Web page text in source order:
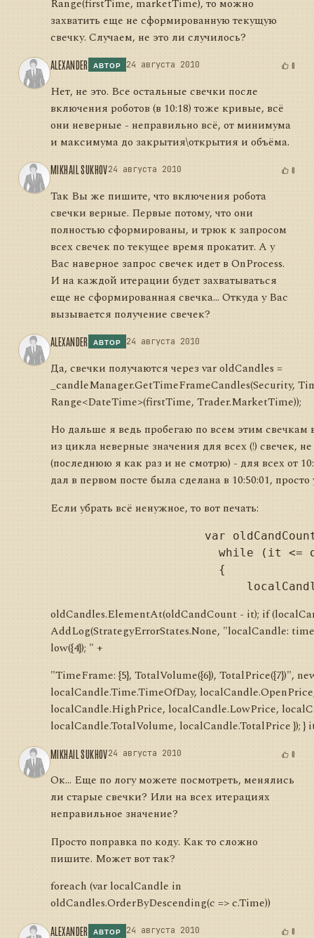
Range(firstTime, marketTime), то можно
захватить еще не сформированную текущую
свечку. Случаем, не это ли случилось?
ALEXANDER АВТОР 24 августа 2010 0
Нет, не это. Все остальные свечки после
включения роботов (в 10:18) тоже кривые, всё
они неверные - неправильно всё, от минимума
и максимума до закрытия\открытия и объёма.
MIKHAIL SUKHOV24 августа 2010 0
Так Вы же пишите, что включения робота
свечки верные. Первые потому, что они
полностью сформированы, и трюк к запросом
всех свечек по текущее время прокатит. А у
Вас наверное запрос свечек идет в OnProcess.
И на каждой итерации будет захватываться
еще не сформированная свечка... Откуда у Вас
вызывается получение свечек?
ALEXANDER АВТОР 24 августа 2010
Да, свечки получаются через var oldCandles =
_candleManager.GetTimeFrameCandles(Security,
Range<DateTime>(firstTime, Trader.MarketTime));
Но дальше я ведь пробегаю по всем этим свечкам
из цикла неверные значения для всех (!) свечек,
(последнюю я как раз и не смотрю) - для всех от
дал в первом посте была сделана в 10:50:01,
Если убрать всё ненужное, то вот печать:
var
while (it <=
                        {
oldCandles.ElementAt(oldCandCount - it); if
AddLog(StrategyErrorStates.None, "localCandle:
low({4}); " +
"TimeFrame: {5}, TotalVolume({6}), TotalPrice({7})",
localCandle.Time.TimeOfDay,
localCandle.HighPrice, localCandle.LowPrice,
localCandle.TotalVolume, localCandle.TotalPrice }); }
MIKHAIL SUKHOV24 августа 2010 0
Ок... Еще по логу можете посмотреть, менялись
ли старые свечки? Или на всех итерациях
неправильное значение?
Просто поправка по коду. Как то сложно
пишите. Может вот так?
foreach (var localCandle in
oldCandles.OrderByDescending(c => c.Time))
ALEXANDER АВТОР 24 августа 2010 0